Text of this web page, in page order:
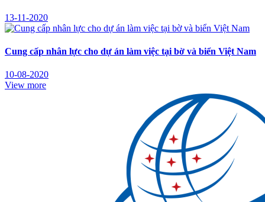
13-11-2020
Cung cấp nhân lực cho dự án làm việc tại bờ và biển Việt Nam
10-08-2020
View more